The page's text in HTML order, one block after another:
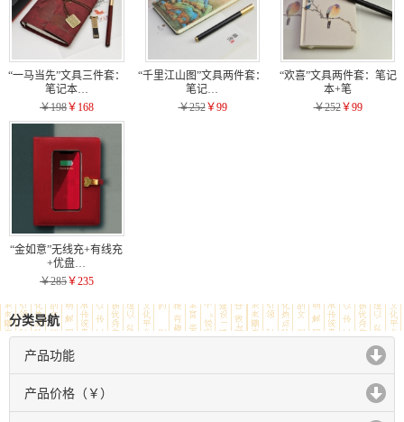
“一马当先”文具三件套：
笔记本…
￥198￥168
“千里江山图”文具两件套：
笔记…
￥252￥99
“欢喜”文具两件套：笔记
本+笔
￥252￥99
“金如意”无线充+有线充
+优盘…
￥285￥235
分类导航
产品功能
click to expand contents
产品价格（￥）
click to expand contents